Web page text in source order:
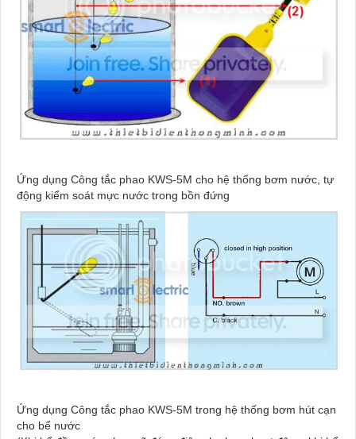
Ứng dụng Công tắc phao KWS-5M cho hệ thống bơm nước, tự
động kiểm soát mực nước trong bồn đứng
Ứng dụng Công tắc phao KWS-5M trong hệ thống bơm hút cạn
cho bể nước